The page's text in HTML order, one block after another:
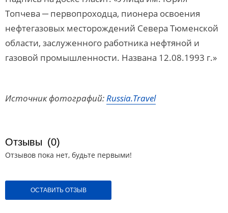
Топчева ─ первопроходца, пионера освоения
нефтегазовых месторождений Севера Тюменской
области, заслуженного работника нефтяной и
газовой промышленности. Названа 12.08.1993 г.»
Источник фотографий:Russia.Travel
Отзывы (0)
Отзывов пока нет, будьте первыми!
ОСТАВИТЬ ОТЗЫВ